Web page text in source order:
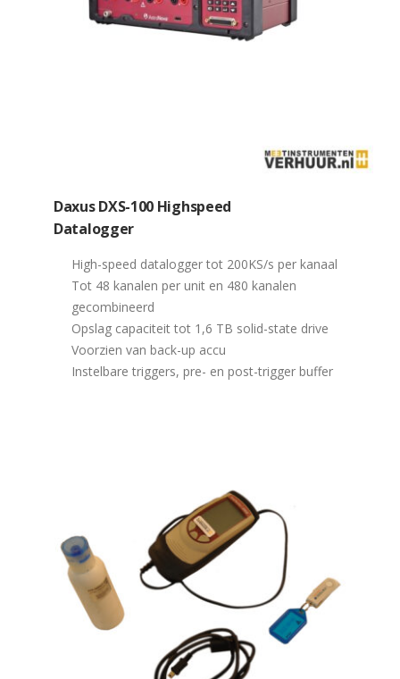
Daxus DXS-100 Highspeed
Datalogger
High-speed datalogger tot 200KS/s per kanaal
Tot 48 kanalen per unit en 480 kanalen
gecombineerd
Opslag capaciteit tot 1,6 TB solid-state drive
Voorzien van back-up accu
Instelbare triggers, pre- en post-trigger buffer